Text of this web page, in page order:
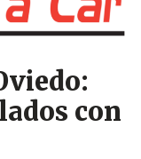
con